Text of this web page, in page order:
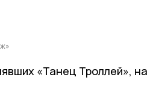
«Танец Троллей», на